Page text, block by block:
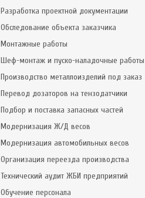
Разработка проектной документации
Обследование объекта заказчика
Монтажные работы
Шеф-монтаж и пуско-наладочные работы
Производство металлоизделий под заказ
Перевод дозаторов на тензодатчики
Подбор и поставка запасных частей
Модернизация Ж/Д весов
Модернизация автомобильных весов
Организация переезда производства
Технический аудит ЖБИ предприятий
Обучение персонала